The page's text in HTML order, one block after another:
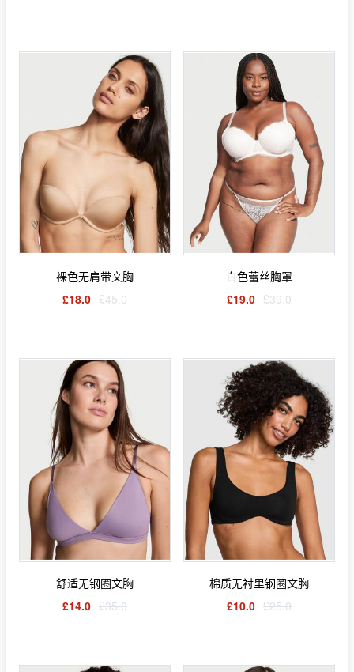
裸色无肩带文胸
£18.0 £45.0
白色蕾丝胸罩
£19.0 £39.0
舒适无钢圈文胸
£14.0 £35.0
棉质无衬里钢圈文胸
£10.0 £25.0